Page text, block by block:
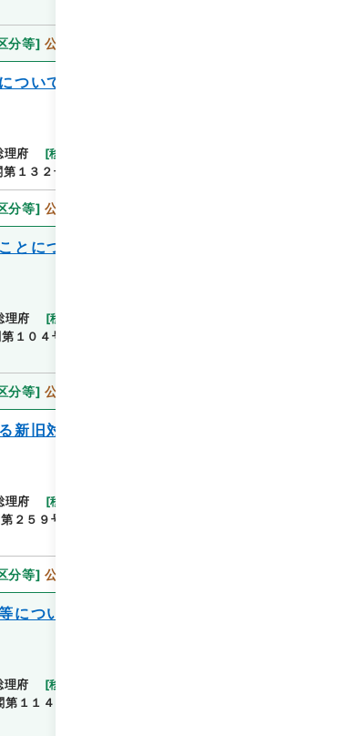
分等] 公開
ついて
理府 [移管等年度
第１３２号
分等] 公開
とについて
理府 [移管等年度
１０４号
分等] 公開
新旧対照の記載方法について
理府 [移管等年度
２５９号
分等] 公開
について
理府 [移管等年度
第１１４号